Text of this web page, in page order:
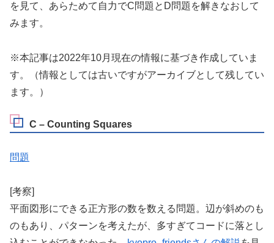
を見て、あらためて自力でC問題とD問題を解きなおして
みます。
※本記事は2022年10月現在の情報に基づき作成していま
す。（情報としては古いですがアーカイブとして残してい
ます。）
C – Counting Squares
問題
[考察]
平面図形にできる正方形の数を数える問題。辺が斜めのも
のもあり、パターンを考えたが、多すぎてコードに落とし